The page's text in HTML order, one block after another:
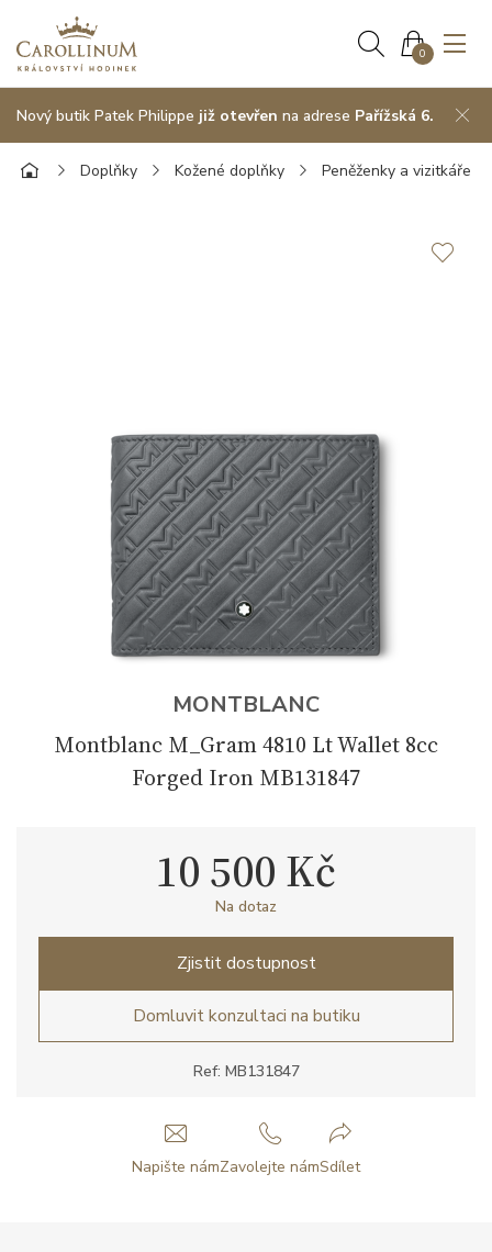
0
Nový butik Patek Philippe již otevřen na adrese Pařížská 6.
Doplňky Kožené doplňky Peněženky a vizitkáře
MONTBLANC
Montblanc M_Gram 4810 Lt Wallet 8cc
Forged Iron MB131847
Ref: MB131847
10 500 Kč
Na dotaz
Zjistit dostupnost
Domluvit konzultaci na butiku
Napište námZavolejte námSdílet